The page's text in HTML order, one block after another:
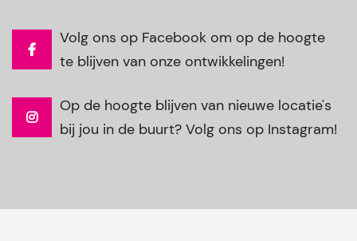
Volg ons op Facebook om op de hoogte
te blijven van onze ontwikkelingen!
Op de hoogte blijven van nieuwe locatie's
bij jou in de buurt? Volg ons op Instagram!